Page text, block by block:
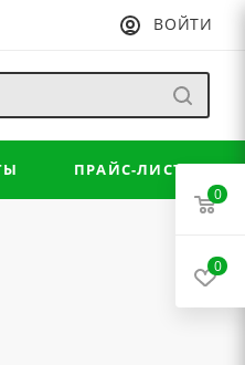
ВОЙТИ
ПРАЙС-ЛИСТ
0
0